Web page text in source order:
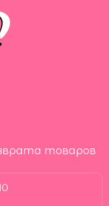
товаров